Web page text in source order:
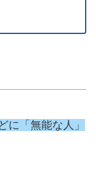
に「無能な人」